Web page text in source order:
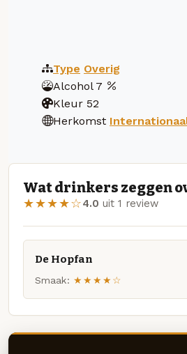
Type Overig
Alcohol 7
Kleur 52
Herkomst
Wat drinkers zeggen
★★★★☆4.0 uit 1 review
De Hopfan
Smaak: ★★★★☆